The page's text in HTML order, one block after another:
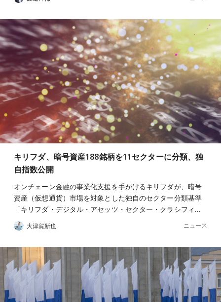
キリフダ、暗号資産188銘柄を11セクターに分類、独
自指数公開
オンチェーン金融の事業化支援を手がけるキリフダが、暗号
資産（仮想通貨）市場を対象とした独自のセクター分類基準
「キリフダ・デジタル・アセッツ・セクター・クラシフィ…
大津賀新也 ニュース